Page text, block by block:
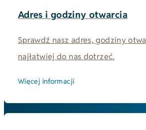
Adres i godziny otwarcia
Sprawdź nasz adres, godziny
najłatwiej do nas dotrzeć.
Więcej informacji